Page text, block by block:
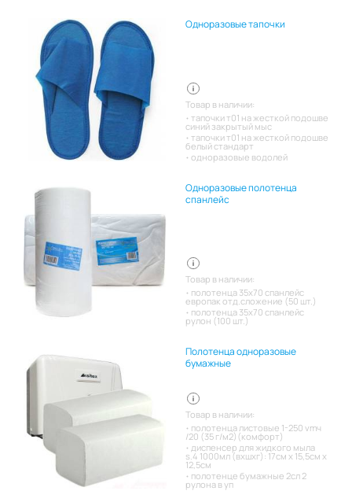
Одноразовые тапочки
Товар в наличии:
тапочки т01 на жесткой подошве
синий закрытый мыс
тапочки т01 на жесткой подошве
белый стандарт
одноразовые водолей
Одноразовые полотенца
спанлейс
Товар в наличии:
полотенца 35х70 спанлейс
европак отд.сложение (50 шт.)
полотенца 35х70 спанлейс
рулон (100 шт.)
Полотенца одноразовые
бумажные
Товар в наличии:
полотенца листовые 1-250 vmч
/20 (35 г/м2)(комфорт)
диспенсер для жидкого мыла
s.4 1000мл (вхшхг): 17см x 15,5см x
12,5см
полотенце бумажные 2сл 2
рулона в уп